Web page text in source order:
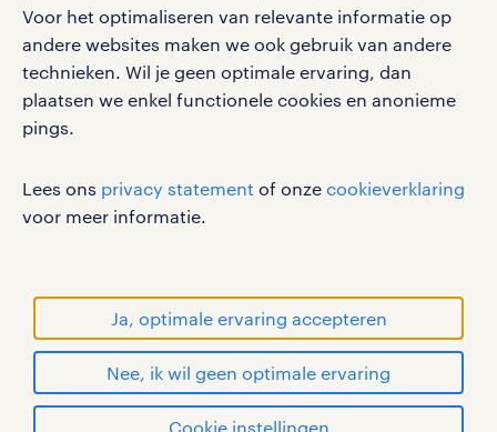
Voor het optimaliseren van relevante informatie op
andere websites maken we ook gebruik van andere
technieken. Wil je geen optimale ervaring, dan
plaatsen we enkel functionele cookies en anonieme
pings.
Lees ons privacy statement of onze cookieverklaring
voor meer informatie.
Ja, optimale ervaring accepteren
Nee, ik wil geen optimale ervaring
Cookie instellingen
werken bij randstad
gebruikersvoorwaarden
privacystatement
cookies
handelsmerken van Randstad N.V.
© Randstad 2026